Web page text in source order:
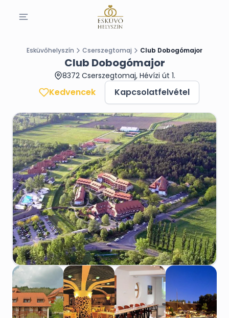
Esküvőhelyszín Cserszegtomaj Club Dobogómajor
Club Dobogómajor
8372 Cserszegtomaj, Hévízi út 1.
Kedvencek Kapcsolatfelvétel